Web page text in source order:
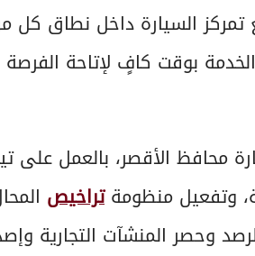
السيارة داخل نطاق كل
بوقت كافٍ لإتاحة الفرصة
محافظ الأقصر، بالعمل على
وتفعيل منظومةتراخيص
قانون المحال العامة رقم 154 لسنة 2019، لرصد وحصر المنشآت